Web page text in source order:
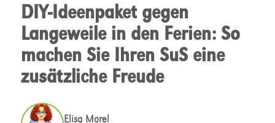
DIY-Ideenpaket gegen
Langeweile in den Ferien: So
machen Sie Ihren SuS eine
zusätzliche Freude
Elisa Morel